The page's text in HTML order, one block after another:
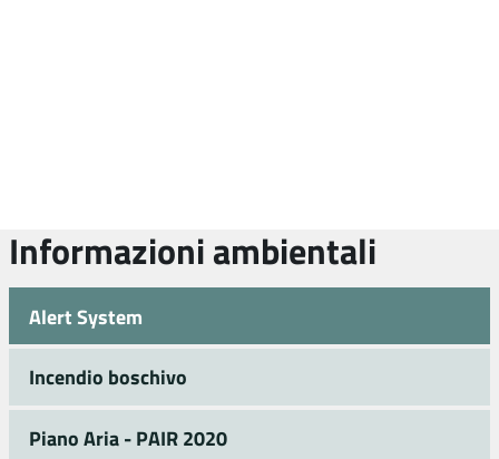
Informazioni ambientali
Alert System
Incendio boschivo
Piano Aria - PAIR 2020